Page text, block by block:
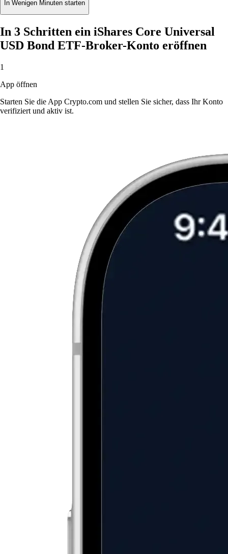
In Wenigen Minuten starten
In 3 Schritten ein iShares Core Universal
USD Bond ETF-Broker-Konto eröffnen
1
App öffnen
Starten Sie die App Crypto.com und stellen Sie sicher, dass Ihr Konto
verifiziert und aktiv ist.